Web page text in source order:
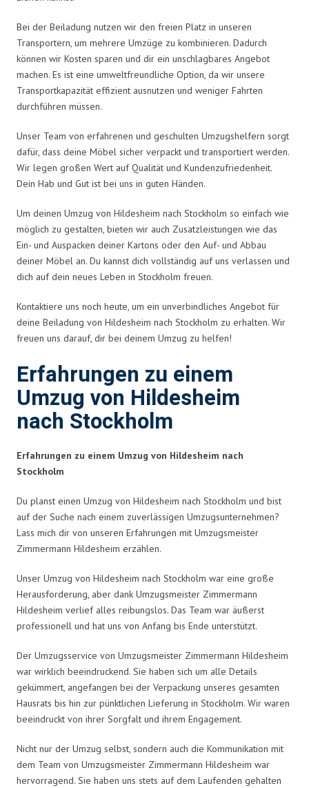
Bei der Beiladung nutzen wir den freien Platz in unseren
Transportern, um mehrere Umzüge zu kombinieren. Dadurch
können wir Kosten sparen und dir ein unschlagbares Angebot
machen. Es ist eine umweltfreundliche Option, da wir unsere
Transportkapazität effizient ausnutzen und weniger Fahrten
durchführen müssen.
Unser Team von erfahrenen und geschulten Umzugshelfern sorgt
dafür, dass deine Möbel sicher verpackt und transportiert werden.
Wir legen großen Wert auf Qualität und Kundenzufriedenheit.
Dein Hab und Gut ist bei uns in guten Händen.
Um deinen Umzug von Hildesheim nach Stockholm so einfach wie
möglich zu gestalten, bieten wir auch Zusatzleistungen wie das
Ein- und Auspacken deiner Kartons oder den Auf- und Abbau
deiner Möbel an. Du kannst dich vollständig auf uns verlassen und
dich auf dein neues Leben in Stockholm freuen.
Kontaktiere uns noch heute, um ein unverbindliches Angebot für
deine Beiladung von Hildesheim nach Stockholm zu erhalten. Wir
freuen uns darauf, dir bei deinem Umzug zu helfen!
Erfahrungen zu einem
Umzug von Hildesheim
nach Stockholm
Erfahrungen zu einem Umzug von Hildesheim nach
Stockholm
Du planst einen Umzug von Hildesheim nach Stockholm und bist
auf der Suche nach einem zuverlässigen Umzugsunternehmen?
Lass mich dir von unseren Erfahrungen mit Umzugsmeister
Zimmermann Hildesheim erzählen.
Unser Umzug von Hildesheim nach Stockholm war eine große
Herausforderung, aber dank Umzugsmeister Zimmermann
Hildesheim verlief alles reibungslos. Das Team war äußerst
professionell und hat uns von Anfang bis Ende unterstützt.
Der Umzugsservice von Umzugsmeister Zimmermann Hildesheim
war wirklich beeindruckend. Sie haben sich um alle Details
gekümmert, angefangen bei der Verpackung unseres gesamten
Hausrats bis hin zur pünktlichen Lieferung in Stockholm. Wir waren
beeindruckt von ihrer Sorgfalt und ihrem Engagement.
Nicht nur der Umzug selbst, sondern auch die Kommunikation mit
dem Team von Umzugsmeister Zimmermann Hildesheim war
hervorragend. Sie haben uns stets auf dem Laufenden gehalten